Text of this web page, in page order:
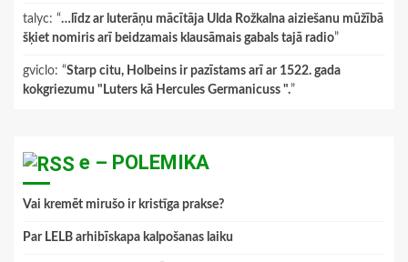
talyc: “…līdz ar luterāņu mācītāja Ulda Rožkalna aiziešanu mūžībā
šķiet nomiris arī beidzamais klausāmais gabals tajā radio”
gviclo: “Starp citu, Holbeins ir pazīstams arī ar 1522. gada
kokgriezumu "Luters kā Hercules Germanicuss ".”
e – POLEMIKA
Vai kremēt mirušo ir kristīga prakse?
Par LELB arhibīskapa kalpošanas laiku